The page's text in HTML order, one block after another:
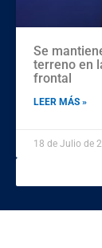
Se
terreno en
frontal
LEER MÁS »
18 de Julio de